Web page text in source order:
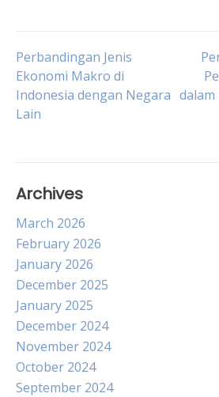
Post
navigation
Perbandingan Jenis
Ekonomi Makro di
Indonesia dengan Negara
Lain
Archives
March 2026
February 2026
January 2026
December 2025
January 2025
December 2024
November 2024
October 2024
September 2024